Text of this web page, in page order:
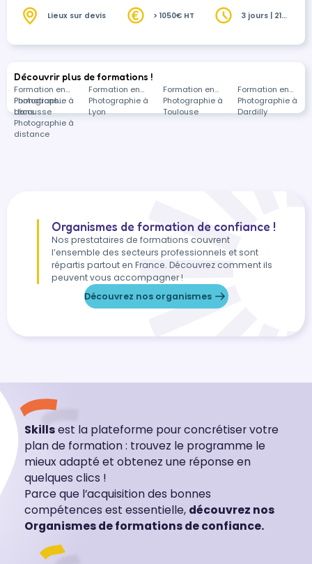
Lieux sur devis > 1050€ HT
3 jours | 21
Découvrir plus de formations !
Formation en
Photographie à
Lécousse
Formation en
Photographie à
Lyon
Formation en
Photographie à
Toulouse
Formation en
Photographie à
Dardilly
Formations
dans
Photographie à
distance
Organismes de formation de confiance !
Nos prestataires de formations couvrent
l’ensemble des secteurs professionnels et sont
répartis partout en France. Découvrez comment ils
peuvent vous accompagner !
Découvrez nos organismes
Skillsest la plateforme pour concrétiser votre
plan de formation : trouvez le programme le
mieux adapté et obtenez une réponse en
quelques clics !
Parce que l’acquisition des bonnes
compétences est essentielle, découvrez nos
Organismes de formations de confiance.